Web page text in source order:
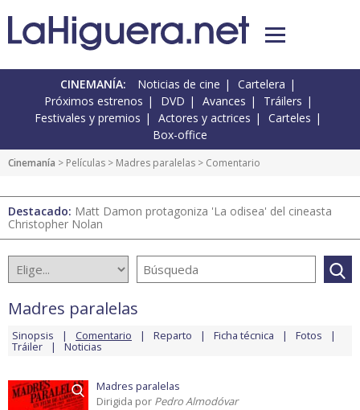
CINEMANÍA: Noticias de cine
Cartelera
Próximos estrenos
DVD Avances
Tráilers
Festivales y premios
Actores y actrices
Carteles
Box-office
Cinemanía > Películas > Madres paralelas > Comentario
Destacado: Matt Damon protagoniza 'La odisea' del cineasta
Christopher Nolan
Madres paralelas
Sinopsis Comentario Reparto Ficha técnica Fotos
Tráiler Noticias
Madres paralelas
Dirigida por Pedro Almodóvar